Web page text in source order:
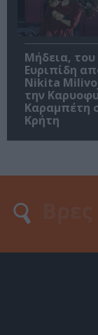
Μήδεια, του
Ευριπίδη
Nikita
την
Καραμπέτη
Κρήτη